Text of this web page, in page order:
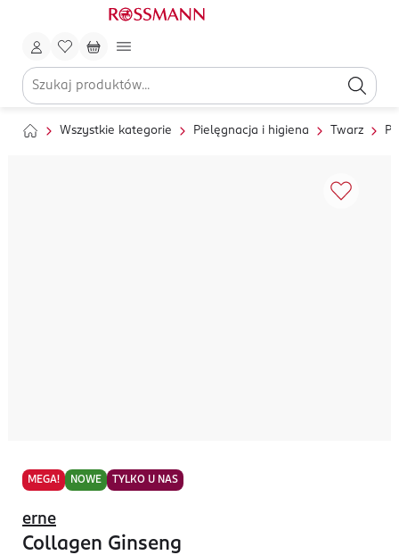
Wszystkie kategorie Pielęgnacja i higiena Twarz
MEGA! NOWE TYLKO U NAS
erne
Collagen Ginseng